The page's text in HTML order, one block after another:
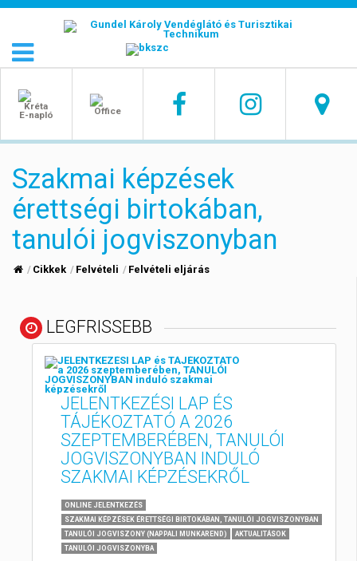
Szakmai képzések
érettségi birtokában,
tanulói jogviszonyban
Cikkek Felvételi Felvételi eljárás
LEGFRISSEBB
JELENTKEZÉSI LAP ÉS
TÁJÉKOZTATÓ A 2026
SZEPTEMBERÉBEN, TANULÓI
JOGVISZONYBAN INDULÓ
SZAKMAI KÉPZÉSEKRŐL
ONLINE JELENTKEZÉS
SZAKMAI KÉPZÉSEK ÉRETTSÉGI BIRTOKÁBAN, TANULÓI JOGVISZONYBAN
TANULÓI JOGVISZONY (NAPPALI MUNKAREND)
AKTUALITÁSOK
TANULÓI JOGVISZONYBA